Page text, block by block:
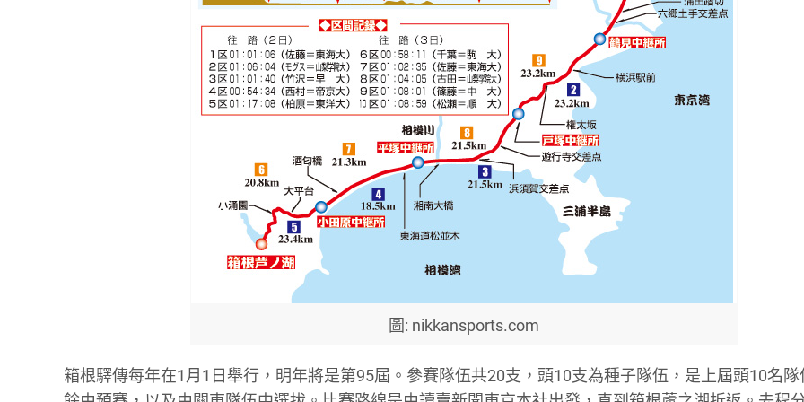
圖: nikkansports.com
箱根驛傳每年在1月1日舉行，明年將是第95屆。參賽隊伍共20支，頭10支為種子隊伍，是上屆頭10名隊